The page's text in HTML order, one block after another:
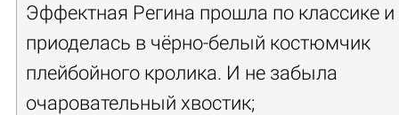
Эффектная Регина прошла по классике и
приоделась в чёрно-белый костюмчик
плейбойного кролика. И не забыла
очаровательный хвостик;